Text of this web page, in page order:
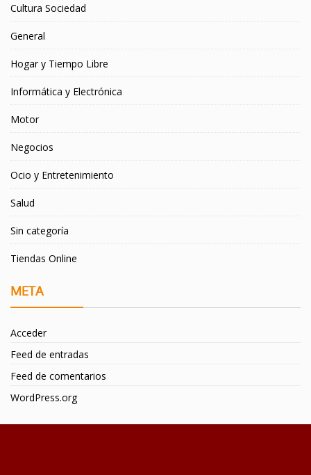
Cultura Sociedad
General
Hogar y Tiempo Libre
Informática y Electrónica
Motor
Negocios
Ocio y Entretenimiento
Salud
Sin categoría
Tiendas Online
META
Acceder
Feed de entradas
Feed de comentarios
WordPress.org